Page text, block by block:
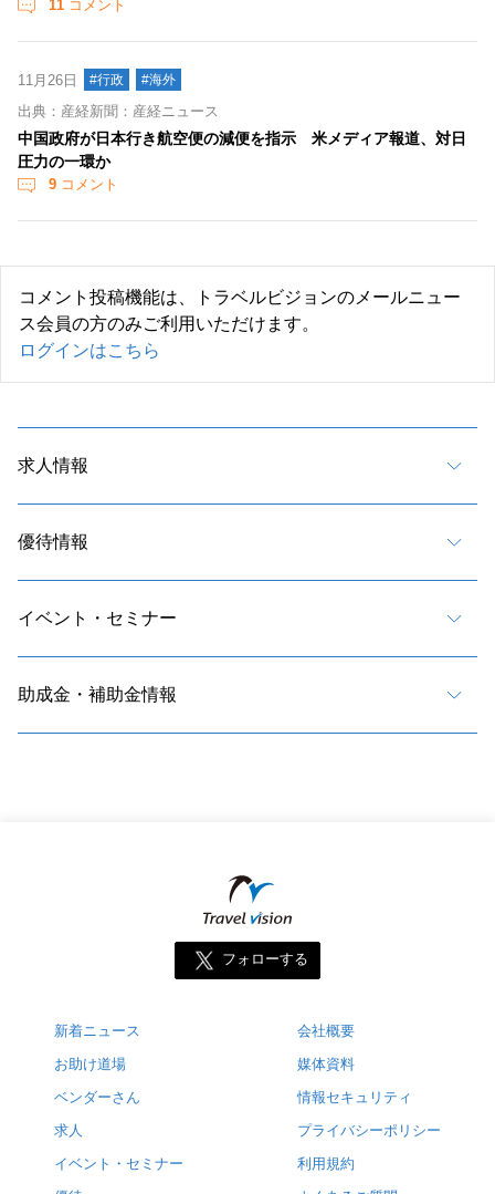
11 コメント
11月26日 #行政 #海外
出典：産経新聞：産経ニュース
中国政府が日本行き航空便の減便を指示 米メディア報道、対日
圧力の一環か
9 コメント
コメント投稿機能は、トラベルビジョンのメールニュー
ス会員の方のみご利用いただけます。
ログインはこちら
求人情報
優待情報
イベント・セミナー
助成金・補助金情報
フォローする
新着ニュース
お助け道場
ベンダーさん
求人
イベント・セミナー
会社概要
媒体資料
情報セキュリティ
プライバシーポリシー
利用規約